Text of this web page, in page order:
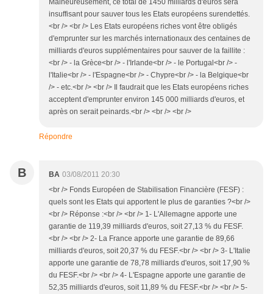
Malheureusement, ce total de 1450 milliards d'euros sera
insuffisant pour sauver tous les Etats européens surendettés.
<br /> <br /> Les Etats européens riches vont être obligés
d'emprunter sur les marchés internationaux des centaines de
milliards d'euros supplémentaires pour sauver de la faillite :
<br /> - la Grèce<br /> - l'Irlande<br /> - le Portugal<br /> -
l'Italie<br /> - l'Espagne<br /> - Chypre<br /> - la Belgique<br
/> - etc.<br /> <br /> Il faudrait que les Etats européens riches
acceptent d'emprunter environ 145 000 milliards d'euros, et
après on serait peinards.<br /> <br /> <br />
Répondre
B BA 03/08/2011 20:30
<br /> Fonds Européen de Stabilisation Financière (FESF) :
quels sont les Etats qui apportent le plus de garanties ?<br />
<br /> Réponse :<br /> <br /> 1- L'Allemagne apporte une
garantie de 119,39 milliards d'euros, soit 27,13 % du FESF.
<br /> <br /> 2- La France apporte une garantie de 89,66
milliards d'euros, soit 20,37 % du FESF.<br /> <br /> 3- L'Italie
apporte une garantie de 78,78 milliards d'euros, soit 17,90 %
du FESF.<br /> <br /> 4- L'Espagne apporte une garantie de
52,35 milliards d'euros, soit 11,89 % du FESF.<br /> <br /> 5-